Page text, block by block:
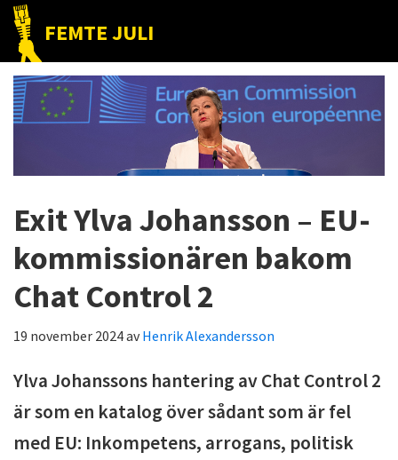
Hoppa
huvudnavigering
Hoppa
huvudinnehåll
Hoppa
det
primära
sidofältet
FEMTE JULI
Nätet
till
folket!
Exit Ylva Johansson – EU-
kommissionären bakom
Chat Control 2
19 november 2024avHenrik Alexandersson
Ylva Johanssons hantering av Chat Control 2
är som en katalog över sådant som är fel
med EU: Inkompetens, arrogans, politisk